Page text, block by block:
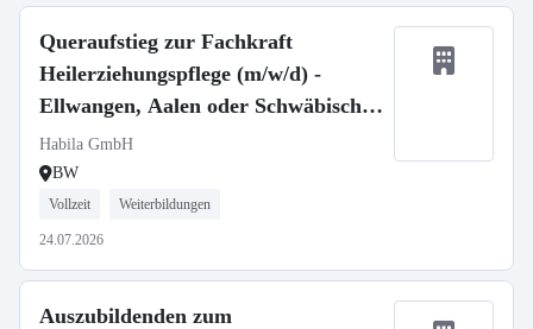
Queraufstieg zur Fachkraft
Heilerziehungspflege (m/w/d) -
Ellwangen, Aalen oder Schwäbisch
Gmünd
Habila GmbH
BW
Vollzeit Weiterbildungen
24.07.2026
Auszubildenden zum